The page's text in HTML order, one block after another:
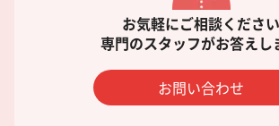
お気軽にご相談ください
専門のスタッフがお答えし
お問い合わせ